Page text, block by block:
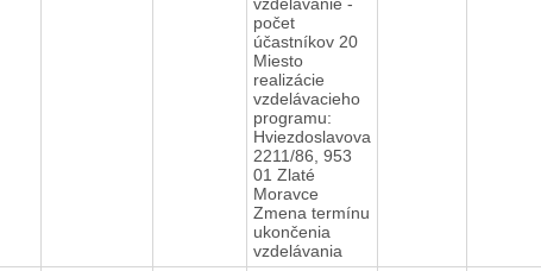
počet
účastníkov 20
Miesto
realizácie
vzdelávacieho
programu:
Hviezdoslavova
2211/86, 953
01 Zlaté
Moravce
Zmena termínu
ukončenia
vzdelávania